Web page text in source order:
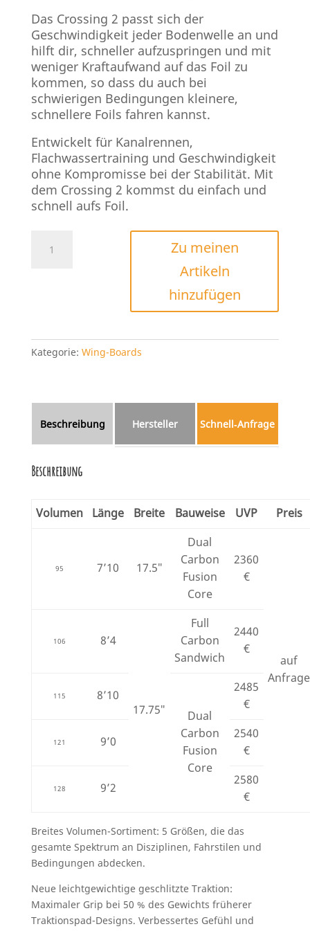
Das Crossing 2 passt sich der
Geschwindigkeit jeder Bodenwelle an und
hilft dir, schneller aufzuspringen und mit
weniger Kraftaufwand auf das Foil zu
kommen, so dass du auch bei
schwierigen Bedingungen kleinere,
schnellere Foils fahren kannst.
Entwickelt für Kanalrennen,
Flachwassertraining und Geschwindigkeit
ohne Kompromisse bei der Stabilität. Mit
dem Crossing 2 kommst du einfach und
schnell aufs Foil.
Ginxu
Menge
Zu meinen
Artikeln
hinzufügen
Kategorie: Wing-Boards
Beschreibung Hersteller Schnell‑Anfrage
Beschreibung
Volumen Länge Breite Bauweise UVP Preis
95 7’10 17.5″
Dual
Carbon
Fusion
Core
2360
€
auf
Anfrage
106 8’4
17.75″
Full
Carbon
Sandwich
2440
€
115
8’10
Dual
Carbon
Fusion
Core
2485
€
121 9’0
2540
€
128 9’2
2580
€
Breites Volumen-Sortiment: 5 Größen, die das
gesamte Spektrum an Disziplinen, Fahrstilen und
Bedingungen abdecken.
Neue leichtgewichtige geschlitzte Traktion:
Maximaler Grip bei 50 % des Gewichts früherer
Traktionspad-Designs. Verbessertes Gefühl und